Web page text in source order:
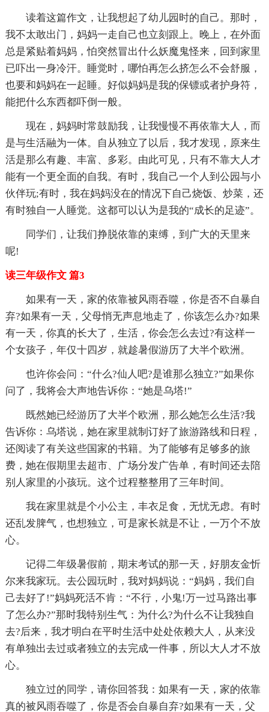
读着这篇作文，让我想起了幼儿园时的自己。那时，
我不太敢出门，妈妈一走自己也立刻跟上。晚上，在外面
总是紧贴着妈妈，怕突然冒出什么妖魔鬼怪来，回到家里
已吓出一身冷汗。睡觉时，哪怕再怎么挤怎么不会舒服，
也要和妈妈在一起睡。好似妈妈是我的保镖或者护身符，
能把什么东西都吓倒一般。
现在，妈妈时常鼓励我，让我慢慢不再依靠大人，而
是与生活融为一体。自从独立了以后，我才发现，原来生
活是那么有趣、丰富、多彩。由此可见，只有不靠大人才
能有一个更全面的自我。有时，我自己一个人到公园与小
伙伴玩;有时，我在妈妈没在的情况下自己烧饭、炒菜，还
有时独自一人睡觉。这都可以认为是我的“成长的足迹”。
同学们，让我们挣脱依靠的束缚，到广大的天里来
呢!
读三年级作文 篇3
如果有一天，家的依靠被风雨吞噬，你是否不自暴自
弃?如果有一天，父母悄无声息地走了，你该怎么办?如果
有一天，你真的长大了，生活，你会怎么去过?有这样一
个女孩子，年仅十四岁，就趁暑假游历了大半个欧洲。
也许你会问：“什么?仙人吧?是谁那么独立?”如果你
问了，我将会大声地告诉你：“她是乌塔!”
既然她已经游历了大半个欧洲，那么她怎么生活?我
告诉你：乌塔说，她在家里就制订好了旅游路线和日程，
还阅读了有关这些国家的书籍。为了能够有足够多的旅
费，她在假期里去超市、广场分发广告单，有时间还去陪
别人家里的小孩玩。这个过程整整用了三年时间。
我在家里就是个小公主，丰衣足食，无忧无虑。有时
还乱发脾气，也想独立，可是家长就是不让，一万个不放
心。
记得二年级暑假前，期末考试的那一天，好朋友金忻
尔来我家玩。去公园玩时，我对妈妈说：“妈妈，我们自
己去好了!”妈妈死活不肯：“不行，小鬼!万一过马路出事
了怎么办?”那时我特别生气：为什么?为什么不让我独自
去?后来，我才明白在平时生活中处处依赖大人，从来没
有单独出去过或者独立的去完成一件事，所以大人才不放
心。
独立过的同学，请你回答我：如果有一天，家的依靠
真的被风雨吞噬了，你是否会自暴自弃?如果有一天，父